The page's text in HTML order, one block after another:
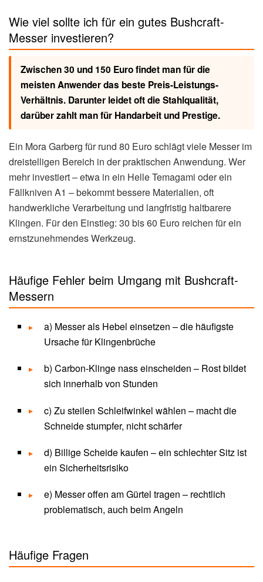
Wie viel sollte ich für ein gutes Bushcraft-
Messer investieren?
Zwischen 30 und 150 Euro findet man für die
meisten Anwender das beste Preis-Leistungs-
Verhältnis. Darunter leidet oft die Stahlqualität,
darüber zahlt man für Handarbeit und Prestige.
Ein Mora Garberg für rund 80 Euro schlägt viele Messer im
dreistelligen Bereich in der praktischen Anwendung. Wer
mehr investiert – etwa in ein Helle Temagami oder ein
Fällkniven A1 – bekommt bessere Materialien, oft
handwerkliche Verarbeitung und langfristig haltbarere
Klingen. Für den Einstieg: 30 bis 60 Euro reichen für ein
ernstzunehmendes Werkzeug.
Häufige Fehler beim Umgang mit Bushcraft-
Messern
a) Messer als Hebel einsetzen – die häufigste
Ursache für Klingenbrüche
b) Carbon-Klinge nass einscheiden – Rost bildet
sich innerhalb von Stunden
c) Zu steilen Schleifwinkel wählen – macht die
Schneide stumpfer, nicht schärfer
d) Billige Scheide kaufen – ein schlechter Sitz ist
ein Sicherheitsrisiko
e) Messer offen am Gürtel tragen – rechtlich
problematisch, auch beim Angeln
Häufige Fragen